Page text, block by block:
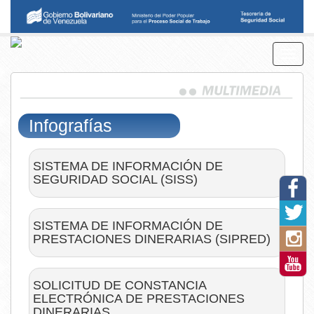
Infografías
SISTEMA DE INFORMACIÓN DE
SEGURIDAD SOCIAL (SISS)
Ver
SISTEMA DE INFORMACIÓN DE
PRESTACIONES DINERARIAS (SIPRED)
Ver
SOLICITUD DE CONSTANCIA
ELECTRÓNICA DE PRESTACIONES
cappadocia tours